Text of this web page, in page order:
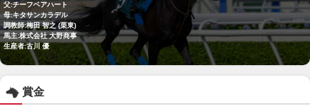
父:チーフベアハート
母:キタサンカラデル
調教師:梅田 智之 (栗東)
馬主:株式会社 大野商事
生産者:古川 優
賞金